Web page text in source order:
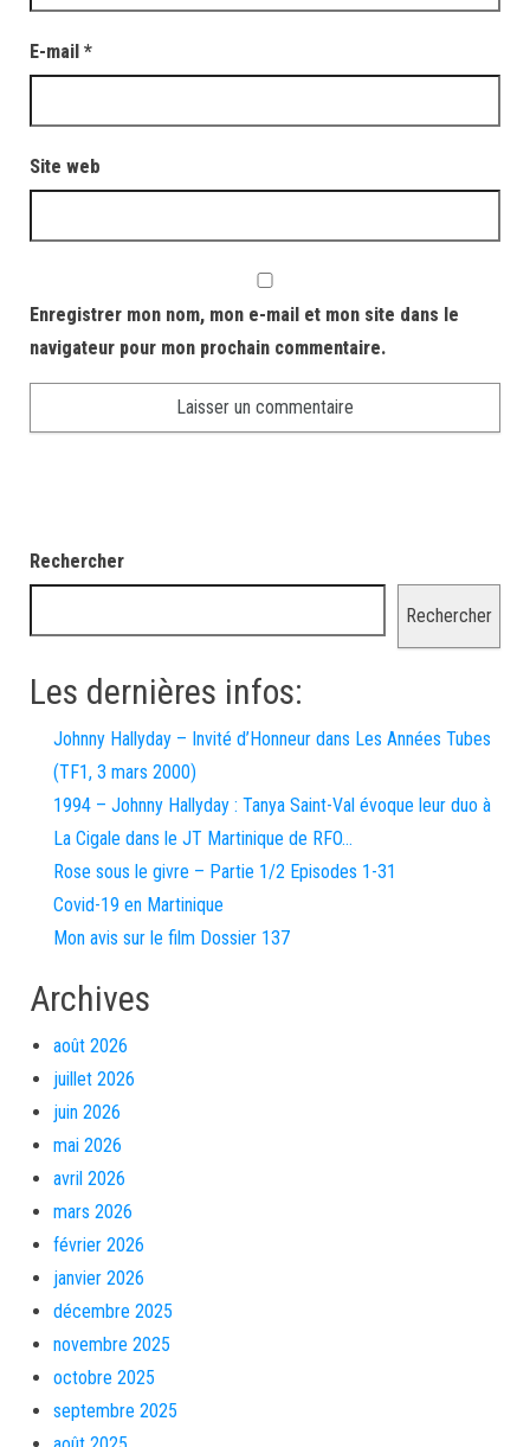
E-mail *
Site web
Enregistrer mon nom, mon e-mail et mon site dans le
navigateur pour mon prochain commentaire.
Rechercher
Rechercher
Les dernières infos:
Johnny Hallyday – Invité d’Honneur dans Les Années Tubes
(TF1, 3 mars 2000)
1994 – Johnny Hallyday : Tanya Saint-Val évoque leur duo à
La Cigale dans le JT Martinique de RFO…
Rose sous le givre – Partie 1/2 Episodes 1-31
Covid-19 en Martinique
Mon avis sur le film Dossier 137
Archives
août 2026
juillet 2026
juin 2026
mai 2026
avril 2026
mars 2026
février 2026
janvier 2026
décembre 2025
novembre 2025
octobre 2025
septembre 2025